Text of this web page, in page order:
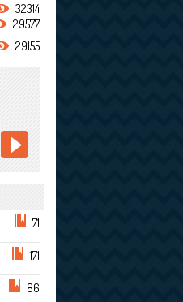
32314
29577
29155
71
171
86